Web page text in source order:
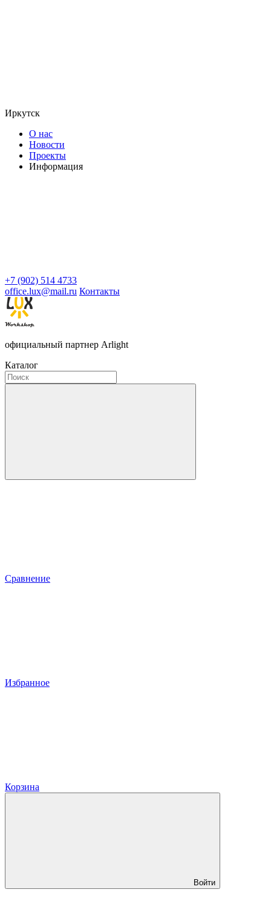
Иркутск
О нас
Новости
Проекты
Информация
+7 (902) 514 4733
office.lux@mail.ru Контакты
официальный партнер Arlight
Каталог
Сравнение
Избранное
Корзина
Войти